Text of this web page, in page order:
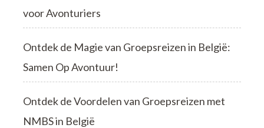
voor Avonturiers
Ontdek de Magie van Groepsreizen in België:
Samen Op Avontuur!
Ontdek de Voordelen van Groepsreizen met
NMBS in België